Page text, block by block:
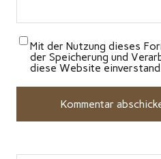
Mit der Nutzung dieses
der Speicherung und
diese Website